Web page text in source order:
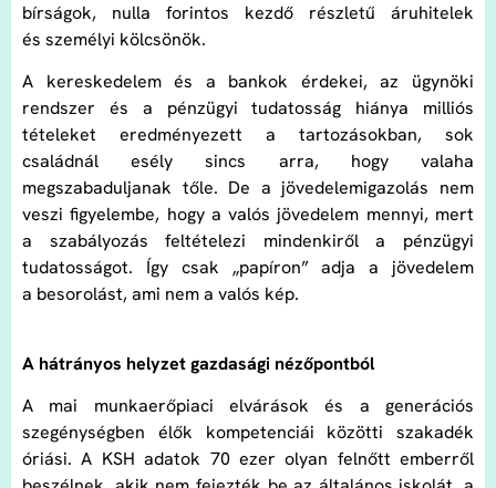
bírságok, nulla forintos kezdő részletű áruhitelek
és személyi kölcsönök.
A kereskedelem és a bankok érdekei, az ügynöki
rendszer és a pénzügyi tudatosság hiánya milliós
tételeket eredményezett a tartozásokban, sok
családnál esély sincs arra, hogy valaha
megszabaduljanak tőle. De a jövedelemigazolás nem
veszi figyelembe, hogy a valós jövedelem mennyi, mert
a szabályozás feltételezi mindenkiről a pénzügyi
tudatosságot. Így csak „papíron” adja a jövedelem
a besorolást, ami nem a valós kép.
A hátrányos helyzet gazdasági nézőpontból
A mai munkaerőpiaci elvárások és a generációs
szegénységben élők kompetenciái közötti szakadék
óriási. A KSH adatok 70 ezer olyan felnőtt emberről